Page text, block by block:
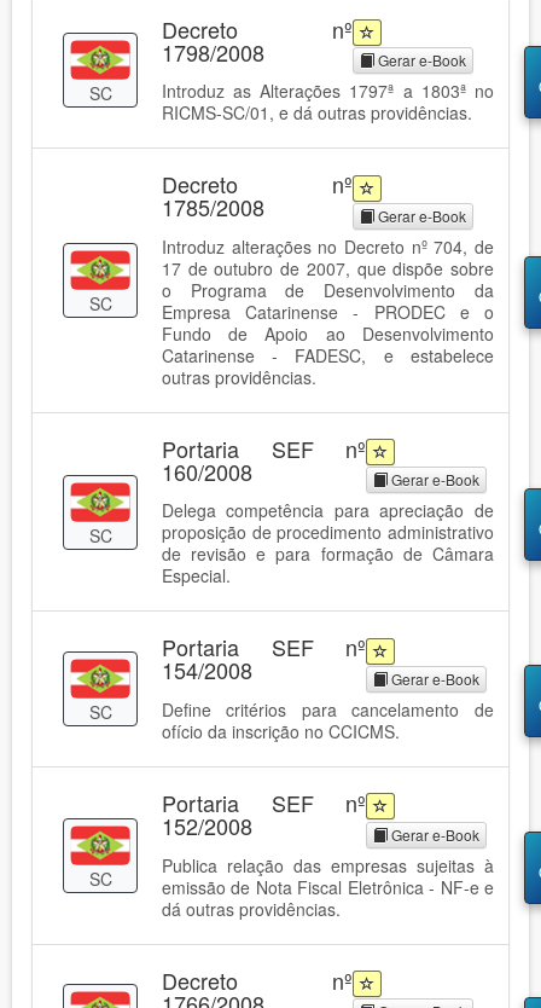
SC
Decreto nº
1798/2008 Gerar e-Book
Introduz as Alterações 1797ª a 1803ª no
RICMS-SC/01, e dá outras providências.
SC
Decreto nº
1785/2008 Gerar e-Book
Introduz alterações no Decreto nº 704, de
17 de outubro de 2007, que dispõe sobre
o Programa de Desenvolvimento da
Empresa Catarinense - PRODEC e o
Fundo de Apoio ao Desenvolvimento
Catarinense - FADESC, e estabelece
outras providências.
SC
Portaria SEF nº
160/2008 Gerar e-Book
Delega competência para apreciação de
proposição de procedimento administrativo
de revisão e para formação de Câmara
Especial.
SC
Portaria SEF nº
154/2008 Gerar e-Book
Define critérios para cancelamento de
ofício da inscrição no CCICMS.
SC
Portaria SEF nº
152/2008 Gerar e-Book
Publica relação das empresas sujeitas à
emissão de Nota Fiscal Eletrônica - NF-e e
dá outras providências.
Decreto nº